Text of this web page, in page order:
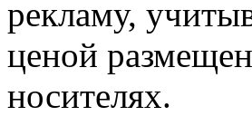
рекламу,
ценой
носителях.